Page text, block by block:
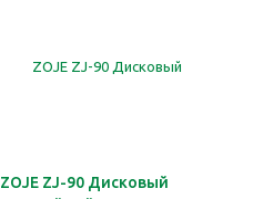
ZOJE ZJ-90 Дисковый